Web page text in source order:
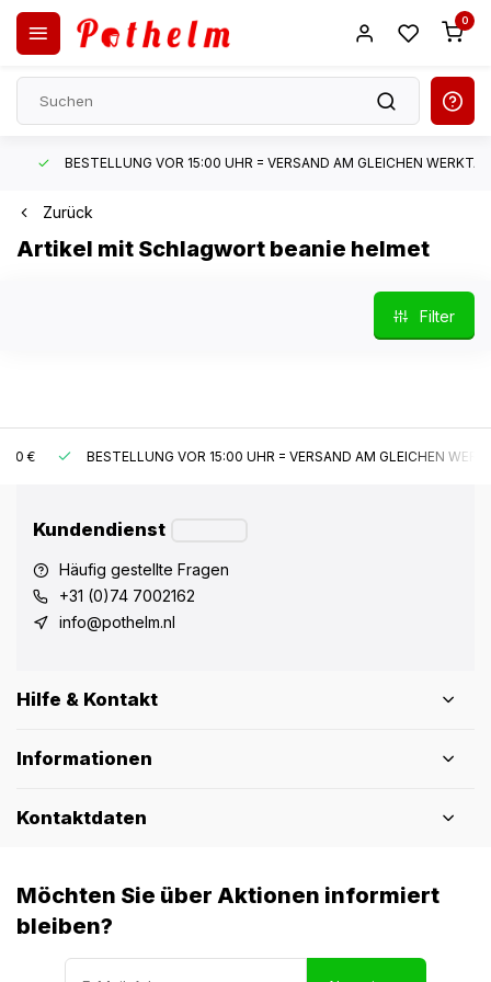
0
BESTELLUNG VOR 15:00 UHR = VERSAND AM GLEICHEN WERKTAG*
Zurück
Artikel mit Schlagwort beanie helmet
Filter
BESTELLUNG VOR 15:00 UHR = VERSAND AM GLEICHEN WERKTAG*
Kundendienst
Häufig gestellte Fragen
+31 (0)74 7002162
info@pothelm.nl
Hilfe & Kontakt
Informationen
Kontaktdaten
Möchten Sie über Aktionen informiert
bleiben?